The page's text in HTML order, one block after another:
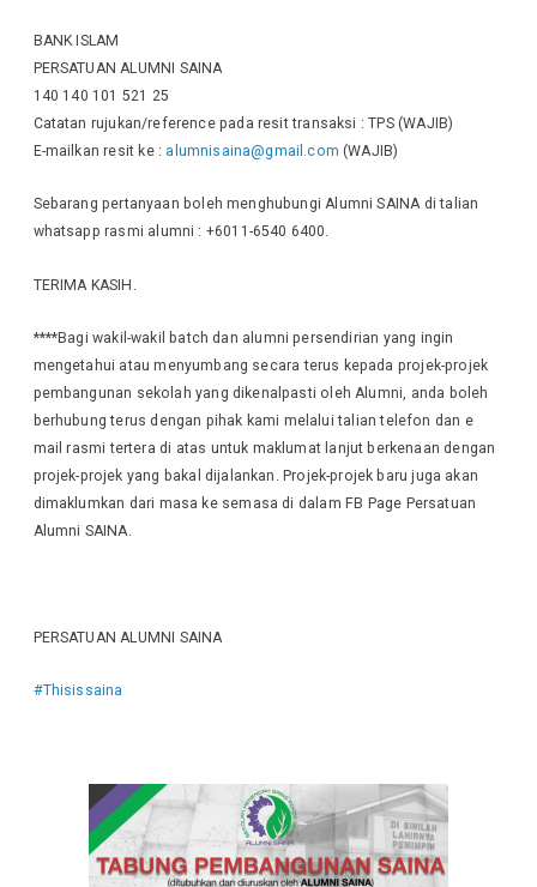
BANK ISLAM
PERSATUAN ALUMNI SAINA
140 140 101 521 25
Catatan rujukan/reference pada resit transaksi : TPS (WAJIB)
E-mailkan resit ke : alumnisaina@gmail.com (WAJIB)
Sebarang pertanyaan boleh menghubungi Alumni SAINA di talian
whatsapp rasmi alumni : +6011-6540 6400.
TERIMA KASIH.
****Bagi wakil-wakil batch dan alumni persendirian yang ingin
mengetahui atau menyumbang secara terus kepada projek-projek
pembangunan sekolah yang dikenalpasti oleh Alumni, anda boleh
berhubung terus dengan pihak kami melalui talian telefon dan e
mail rasmi tertera di atas untuk maklumat lanjut berkenaan dengan
projek-projek yang bakal dijalankan. Projek-projek baru juga akan
dimaklumkan dari masa ke semasa di dalam FB Page Persatuan
Alumni SAINA.
PERSATUAN ALUMNI SAINA
#Thisissaina